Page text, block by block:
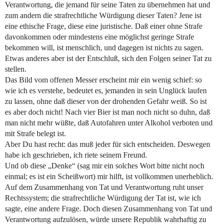
Verantwortung, die jemand für seine Taten zu übernehmen hat und
zum andern die strafrechtliche Würdigung dieser Taten? Jene ist
eine ethische Frage, diese eine juristische. Daß einer ohne Strafe
davonkommen oder mindestens eine möglichst geringe Strafe
bekommen will, ist menschlich, und dagegen ist nichts zu sagen.
Etwas anderes aber ist der Entschluß, sich den Folgen seiner Tat zu
stellen.
Das Bild vom offenen Messer erscheint mir ein wenig schief: so
wie ich es verstehe, bedeutet es, jemanden in sein Unglück laufen
zu lassen, ohne daß dieser von der drohenden Gefahr weiß. So ist
es aber doch nicht! Nach vier Bier ist man noch nicht so duhn, daß
man nicht mehr wüßte, daß Autofahren unter Alkohol verboten und
mit Strafe belegt ist.
Aber Du hast recht: das muß jeder für sich entscheiden. Deswegen
habe ich geschrieben, ich riete seinem Freund.
Und ob diese „Denke“ (sag mir ein solches Wort bitte nicht noch
einmal; es ist ein Scheißwort) mir hilft, ist vollkommen unerheblich.
Auf dem Zusammenhang von Tat und Verantwortung ruht unser
Rechtssystem; die strafrechtliche Würdigung der Tat ist, wie ich
sagte, eine andere Frage. Doch diesen Zusammenhang von Tat und
Verantwortung aufzulösen, würde unsere Republik wahrhaftig zu